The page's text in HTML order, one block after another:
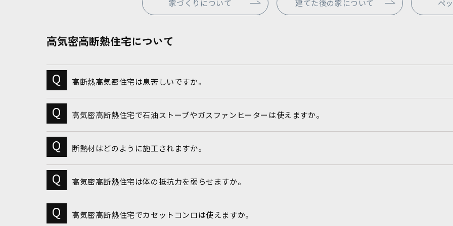
家づくりについて 建てた後の家について ペ
高気密高断熱住宅について
高断熱高気密住宅は息苦しいですか。
高気密高断熱住宅で石油ストーブやガスファンヒーターは使えますか。
断熱材はどのように施工されますか。
高気密高断熱住宅は体の抵抗力を弱らせますか。
高気密高断熱住宅でカセットコンロは使えますか。